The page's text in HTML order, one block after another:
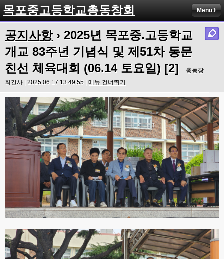
목포중고등학교총동창회 Menu
공지사항› 2025년 목포중.고등학교
개교 83주년 기념식 및 제51차 동문
친선 체육대회 (06.14 토요일) [2]
총동창
회간사 | 2025.06.17 13:49:55 | 메뉴 건너뛰기